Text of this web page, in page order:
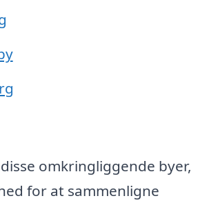
omkringliggende byer,
for at sammenligne